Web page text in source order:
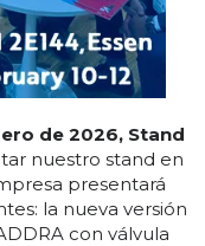
de 2026, Stand
nuestro stand en
presentará
la nueva versión
con válvula